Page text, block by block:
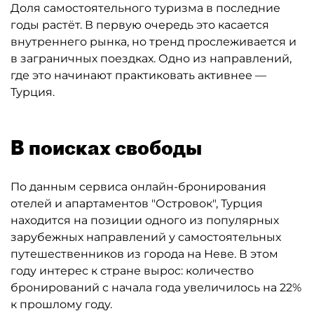
Доля самостоятельного туризма в последние
годы растёт. В первую очередь это касается
внутреннего рынка, но тренд прослеживается и
в заграничных поездках. Одно из направлений,
где это начинают практиковать активнее —
Турция.
В поисках свободы
По данным сервиса онлайн-бронирования
отелей и апартаментов "Островок", Турция
находится на позиции одного из популярных
зарубежных направлений у самостоятельных
путешественников из города на Неве. В этом
году интерес к стране вырос: количество
бронирований с начала года увеличилось на 22%
к прошлому году.